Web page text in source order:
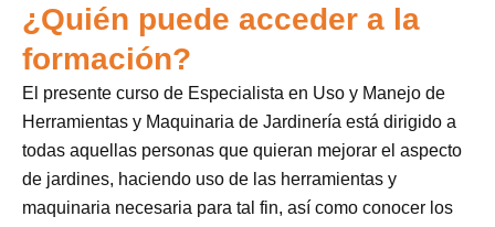
¿Quién puede acceder a la
formación?
El presente curso de Especialista en Uso y Manejo de
Herramientas y Maquinaria de Jardinería está dirigido a
todas aquellas personas que quieran mejorar el aspecto
de jardines, haciendo uso de las herramientas y
maquinaria necesaria para tal fin, así como conocer los